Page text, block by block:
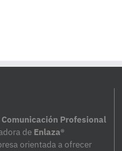
Profesional
de Enlaza®
orientada a ofrecer